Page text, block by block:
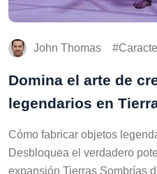
John Thomas
Domina el arte de
legendarios en
Cómo fabricar objetos
Desbloquea el verdadero
expansión Tierras Sombrías